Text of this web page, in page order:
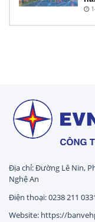
Địa chỉ: Đường Lê Nin,
Nghệ An
Điện thoại: 0238 211
Website: https://